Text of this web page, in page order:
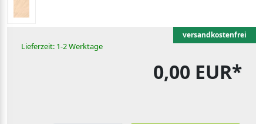
versandkostenfrei
Lieferzeit: 1-2 Werktage
0,00 EUR*